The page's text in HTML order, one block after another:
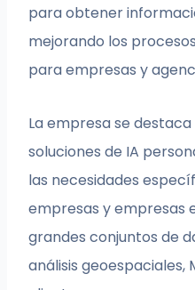
para obtener
mejorando los
para empresas y
La empresa se
soluciones de IA
las necesidades
empresas y empresas
grandes conjuntos de
análisis geoespaciales,